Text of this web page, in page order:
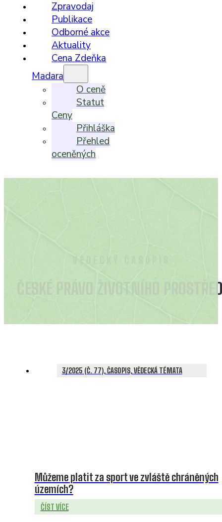
Zpravodaj
Publikace
Odborné akce
Aktuality
Cena Zdeňka
Madara
O ceně
Statut
Ceny
Přihláška
Přehled
oceněných
VĚDECKÝ ČASOPIS
ČESKÉ PRÁVO ŽIVOTNÍHO
3/2025 (Č. 77), ČASOPIS, VĚDECKÁ TÉMATA
Můžeme platit za sport ve zvláště chráněných
územích?
ČÍST VÍCE